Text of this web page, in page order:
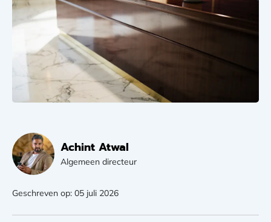
Achint Atwal
Algemeen directeur
Geschreven op: 05 juli 2026